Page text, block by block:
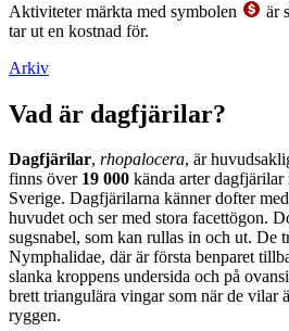
Aktiviteter märkta med symbolen
är
tar ut en kostnad för.
Arkiv
Vad är dagfjärilar?
Dagfjärilar, rhopalocera, är
finns över 19 000 kända arter
Sverige. Dagfjärilarna känner dofter
huvudet och ser med stora facettögon.
sugsnabel, som kan rullas in och ut. De
Nymphalidae, där är första benparet
slanka kroppens undersida och på
brett triangulära vingar som när de vilar
ryggen.